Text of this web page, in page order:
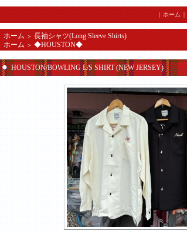
| ホーム |
ホーム ＞ 長袖シャツ(Long Sleeve Shirts)
ホーム ＞ ◆HOUSTON◆
HOUSTON/BOWLING L/S SHIRT (NEW JERSEY)